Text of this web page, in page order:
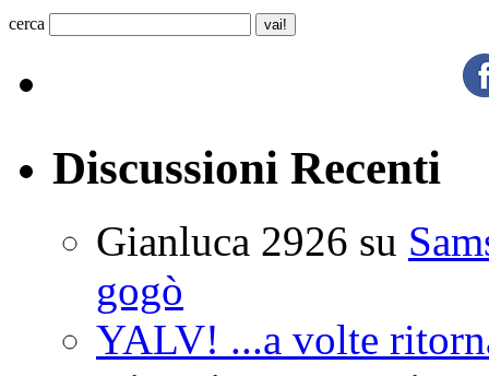
cerca
Discussioni Recenti
Gianluca 2926 su
gogò
YALV! ...a volte